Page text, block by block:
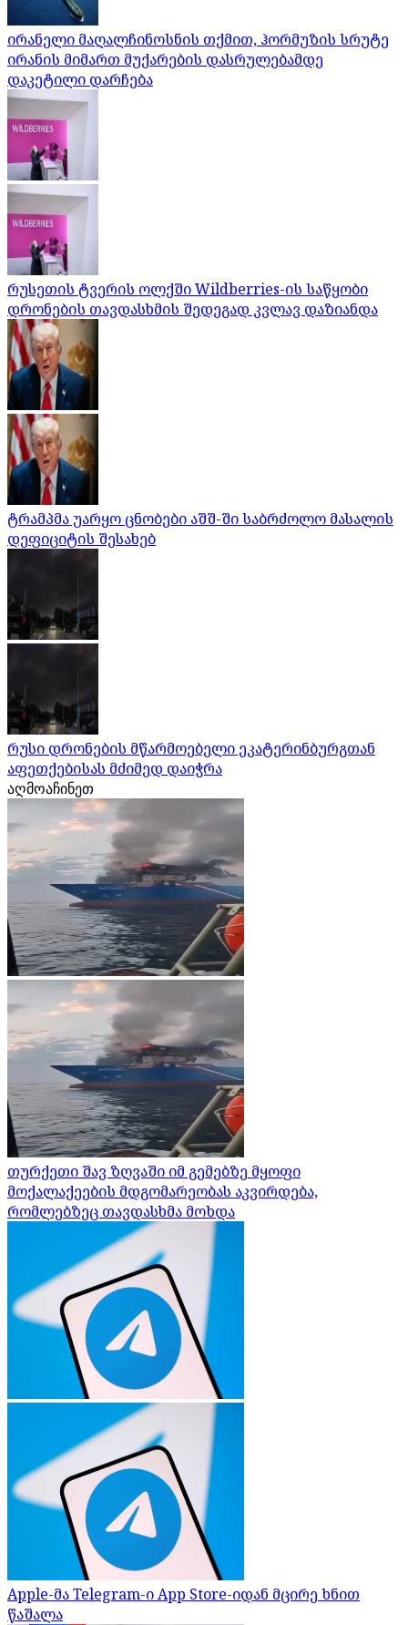
ირანელი მაღალჩინოსნის თქმით, ჰორმუზის სრუტე
ირანის მიმართ მუქარების დასრულებამდე
დაკეტილი დარჩება
რუსეთის ტვერის ოლქში Wildberries-ის საწყობი
დრონების თავდასხმის შედეგად კვლავ დაზიანდა
ტრამპმა უარყო ცნობები აშშ-ში საბრძოლო მასალის
დეფიციტის შესახებ
რუსი დრონების მწარმოებელი ეკატერინბურგთან
აფეთქებისას მძიმედ დაიჭრა
აღმოაჩინეთ
თურქეთი შავ ზღვაში იმ გემებზე მყოფი
მოქალაქეების მდგომარეობას აკვირდება,
რომლებზეც თავდასხმა მოხდა
Apple-მა Telegram-ი App Store-იდან მცირე ხნით
წაშალა